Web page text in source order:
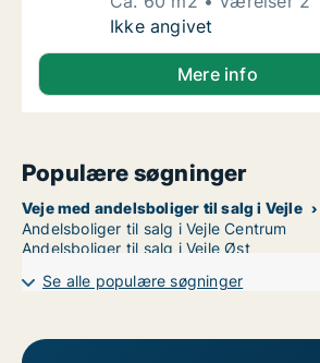
Ca. 60 m2 andelsbolig
Ikke angivet
Mere info
Populære søgninger
Veje med andelsboliger til salg i Vejle
Andelsboliger til salg i Vejle Centrum
Andelsboliger til salg i Vejle Øst
Se alle populære søgninger